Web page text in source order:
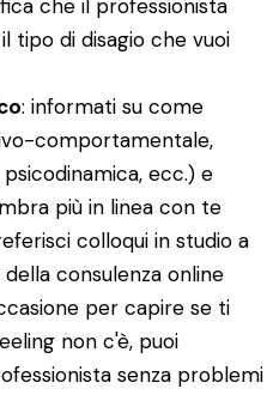
che il professionista
tipo di disagio che vuoi
: informati su come
comportamentale,
ecc.) e
più in linea con te
colloqui in studio a
consulenza online
per capire se ti
non c'è, puoi
senza problemi